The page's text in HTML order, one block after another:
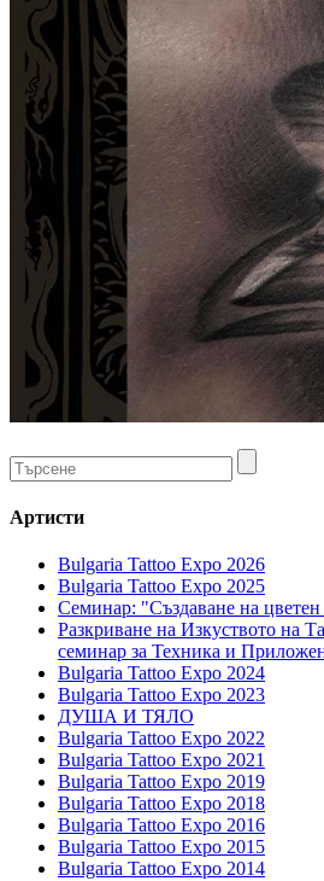
Артисти
Bulgaria Tattoo Expo 2026
Bulgaria Tattoo Expo 2025
Семинар: "Създаване на цветен
Разкриване на Изкуството на
семинар за Техника и
Bulgaria Tattoo Expo 2024
Bulgaria Tattoo Expo 2023
ДУША И ТЯЛО
Bulgaria Tattoo Expo 2022
Bulgaria Tattoo Expo 2021
Bulgaria Tattoo Expo 2019
Bulgaria Tattoo Expo 2018
Bulgaria Tattoo Expo 2016
Bulgaria Tattoo Expo 2015
Bulgaria Tattoo Expo 2014